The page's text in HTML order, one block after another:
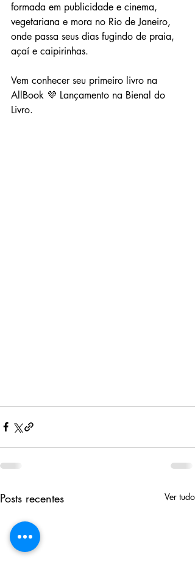
formada em publicidade e cinema,
vegetariana e mora no Rio de Janeiro,
onde passa seus dias fugindo de praia,
açaí e caipirinhas.
Vem conhecer seu primeiro livro na
AllBook 💜 Lançamento na Bienal do
Livro.
Posts recentes Ver tudo